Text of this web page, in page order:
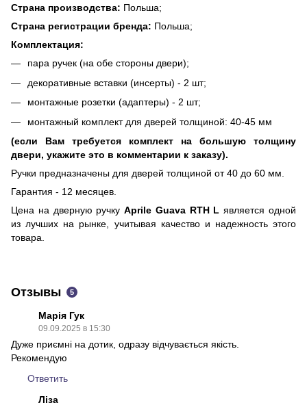
Страна производства: Польша;
Страна регистрации бренда: Польша;
Комплектация:
пара ручек (на обе стороны двери);
декоративные вставки (инсерты) - 2 шт;
монтажные розетки (адаптеры) - 2 шт;
монтажный комплект для дверей толщиной: 40-45 мм
(если Вам требуется комплект на большую толщину
двери, укажите это в комментарии к заказу).
Ручки предназначены для дверей толщиной от 40 до 60 мм.
Гарантия - 12 месяцев.
Цена на дверную ручкуAprile Guava RTH L является одной
из лучших на рынке, учитывая качество и надежность этого
товара.
Отзывы 5
Марія Гук
09.09.2025 в 15:30
Дуже приємні на дотик, одразу відчувається якість.
Рекомендую
Ответить
Ліза